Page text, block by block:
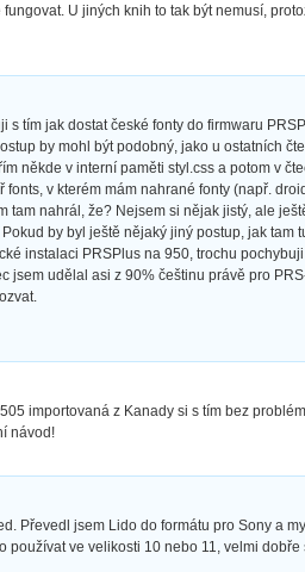
U jiných knih to tak být nemusí,
s tím jak dostat české fonty do firmwaru
by mohl být podobný, jako u ostatních
někde v interní paměti styl.css a potom v
fonts, v kterém mám nahrané fonty (např.
tam nahrál, že? Nejsem si nějak jistý, ale
by byl ještě nějaký jiný postup, jak tam
instalaci PRSPlus na 950, trochu
jsem udělal asi z 90% češtinu právě pro
importovaná z Kanady si s tím bez
návod!
Převedl jsem Lido do formátu pro Sony a
používat ve velikosti 10 nebo 11, velmi dobře